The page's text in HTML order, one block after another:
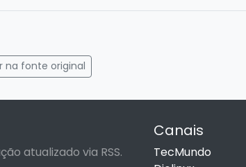
na fonte original
atualizado via RSS.
Canais
TecMundo